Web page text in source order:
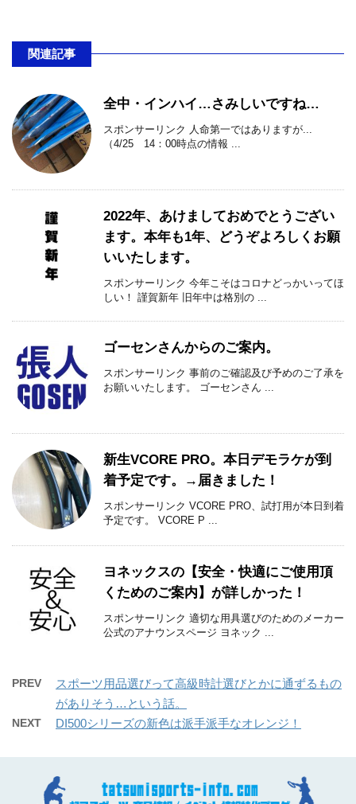
関連記事
全中・インハイ…さみしいですね…
スポンサーリンク 人命第一ではありますが...
（4/25 14：00時点の情報 ...
2022年、あけましておめでとうござい
ます。本年も1年、どうぞよろしくお願
いいたします。
スポンサーリンク 今年こそはコロナどっかいってほ
しい！ 謹賀新年 旧年中は格別の ...
ゴーセンさんからのご案内。
スポンサーリンク 事前のご確認及び予めのご了承を
お願いいたします。 ゴーセンさん ...
新生VCORE PRO。本日デモラケが到
着予定です。→届きました！
スポンサーリンク VCORE PRO、試打用が本日到着
予定です。 VCORE P ...
ヨネックスの【安全・快適にご使用頂
くためのご案内】が詳しかった！
スポンサーリンク 適切な用具選びのためのメーカー
公式のアナウンスページ ヨネック ...
PREV
スポーツ用品選びって高級時計選びとかに通ずるもの
がありそう…という話。
NEXT DI500シリーズの新色は派手派手なオレンジ！